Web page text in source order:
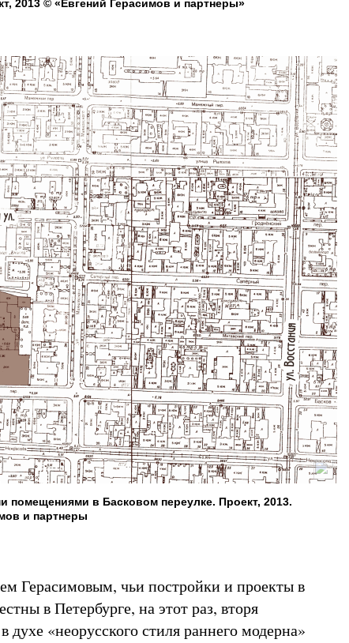
2013 © «Евгений Герасимов и партнеры»
в Басковом переулке. Проект, 2013.
и партнеры
Герасимовым, чьи постройки и проекты в
в Петербурге, на этот раз, вторя
«неорусского стиля раннего модерна»